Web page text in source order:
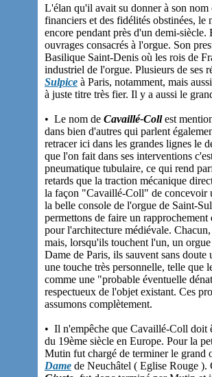
L'élan qu'il avait su donner à son nom
financiers et des fidélités obstinées,
encore pendant près d'un demi-
ouvrages consacrés à l'orgue. Son
Basilique Saint-Denis où les rois de
industriel de l'orgue. Plusieurs de ses
Sulpice à Paris, notamment, mais
à juste titre très fier. Il y a aussi le
• Le nom de Cavaillé-Collest
dans bien d'autres qui parlent
retracer ici dans les grandes lignes le
que l'on fait dans ses interventions
pneumatique tubulaire, ce qui rend
retards que la traction mécanique
la façon "Cavaillé-Coll" de concevoir
la belle console de l'orgue de Saint-
permettons de faire un
pour l'architecture médiévale.
mais, lorsqu'ils touchent l'un, un
Dame de Paris, ils sauvent sans
une touche très personnelle, telle que
comme une "probable éventuelle
respectueux de l'objet existant. Ces
assumons complètement.
• Il n'empêche que Cavaillé-Coll doit
du 19ème siècle en Europe. Pour la
Mutin fut chargé de terminer le
Dame de Neuchâtel ( Eglise Rouge ).